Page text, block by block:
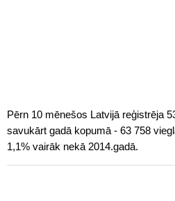
Pērn 10 mēnešos Latvijā reģistrēja
savukārt gadā kopumā - 63 758
1,1% vairāk nekā 2014.gadā.